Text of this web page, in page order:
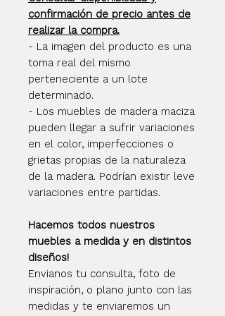
confirmación de precio antes de
realizar la compra.
- La imagen del producto es una
toma real del mismo
perteneciente a un lote
determinado.
- Los muebles de madera maciza
pueden llegar a sufrir variaciones
en el color, imperfecciones o
grietas propias de la naturaleza
de la madera. Podrían existir leve
variaciones entre partidas.
Hacemos todos nuestros
muebles a medida y en distintos
diseños!
Envianos tu consulta, foto de
inspiración, o plano junto con las
medidas y te enviaremos un